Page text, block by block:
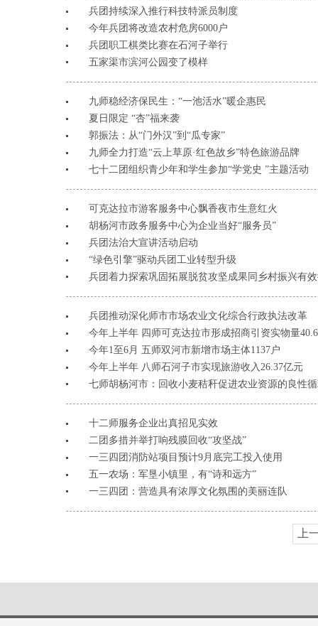
兵团持续深入推行科技特派员制度
今年兵团将改造农村危房6000户
兵团职工棋类比赛在石河子举行
五家渠市滨河公园变了模样
九师稳经济保民生：“一池活水”暖企惠民
夏日限定 “杏”福来袭
郭振法：从“门外汉”到“瓜专家”
九师全力打造“云上草原·红色故乡”特色旅游品牌
七十二团组织青少年和学生参加“学党史 ”主题活动
可克达拉市游客服务中心飘香夜市生意红火
胡杨河市政务服务中心为企业当好“服务员”
兵团法治大宣讲活动启动
“绿色引擎”驱动兵团工业转型升级
兵团着力探索巩固拓展脱贫攻坚成果同乡村振兴有
兵团推动深化师市市场农业文化综合行政执法改革
今年上半年 四师可克达拉市形成招商引资实物量
今年1至6月 五师双河市新增市场主体1137户
今年上半年 八师石河子市实现旅游收入26.37亿元
七师胡杨河市：回收小麦秸秆促进农业资源的良性
十二师服务企业出真招见实效
二团多措并举打响残膜回收“攻坚战”
一三四团消防站项目预计9月底完工投入使用
五一农场：军垦小镇里，有“诗和远方”
一三四团：营造具有浓厚文化氛围的美丽连队
上